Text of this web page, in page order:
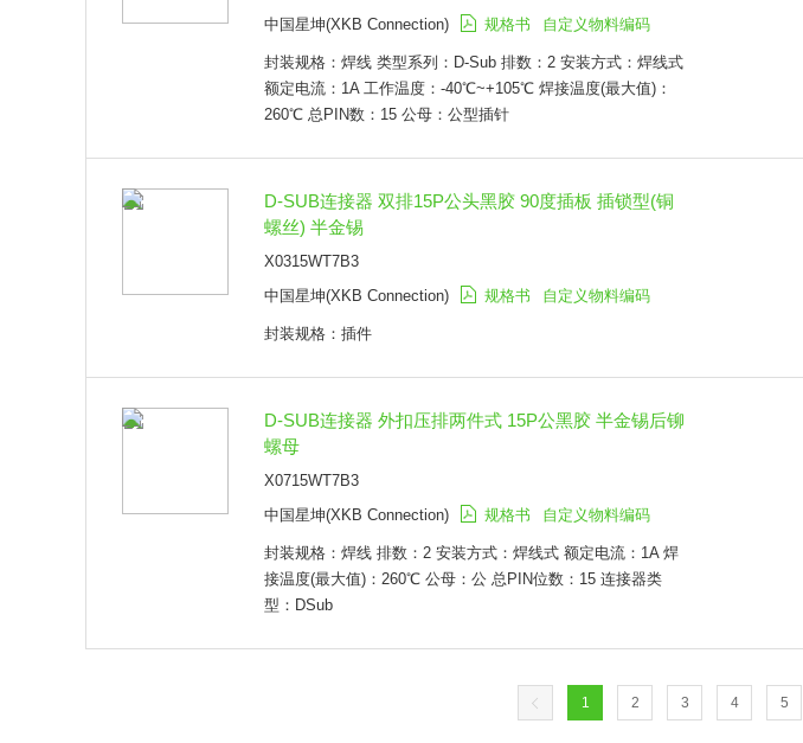
中国星坤(XKB Connection)
规格书 自定义物料编码
封装规格：焊线 类型系列：D-Sub 排数：2 安装方式：焊线式
额定电流：1A 工作温度：-40℃~+105℃ 焊接温度(最大值)：
260℃ 总PIN数：15 公母：公型插针
D-SUB连接器 双排15P公头黑胶 90度插板 插锁型(铜
螺丝) 半金锡
X0315WT7B3
中国星坤(XKB Connection)
规格书 自定义物料编码
封装规格：插件
D-SUB连接器 外扣压排两件式 15P公黑胶 半金锡后铆
螺母
X0715WT7B3
中国星坤(XKB Connection)
规格书 自定义物料编码
封装规格：焊线 排数：2 安装方式：焊线式 额定电流：1A 焊
接温度(最大值)：260℃ 公母：公 总PIN位数：15 连接器类
型：DSub
1 2 3 4 5